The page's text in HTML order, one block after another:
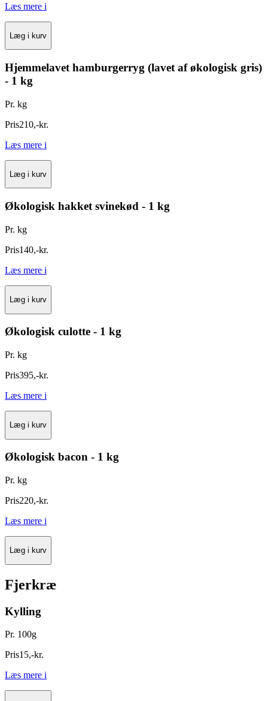
Læs mere i
Læg i kurv
Hjemmelavet hamburgerryg (lavet af økologisk gris)
- 1 kg
Pr. kg
Pris210,-kr.
Læs mere i
Læg i kurv
Økologisk hakket svinekød - 1 kg
Pr. kg
Pris140,-kr.
Læs mere i
Læg i kurv
Økologisk culotte - 1 kg
Pr. kg
Pris395,-kr.
Læs mere i
Læg i kurv
Økologisk bacon - 1 kg
Pr. kg
Pris220,-kr.
Læs mere i
Læg i kurv
Fjerkræ
Kylling
Pr. 100g
Pris15,-kr.
Læs mere i